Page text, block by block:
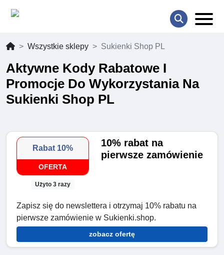
Wszystkie sklepy Sukienki Shop PL
Aktywne Kody Rabatowe I
Promocje Do Wykorzystania Na
Sukienki Shop PL
Rabat 10%
OFERTA
Użyto 3 razy
10% rabat na
pierwsze zamówienie
Zapisz się do newslettera i otrzymaj 10% rabatu na
pierwsze zamówienie w Sukienki.shop.
zobacz ofertę